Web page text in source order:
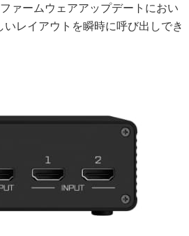
ァームウェアアップデートにおい
レイアウトを瞬時に呼び出しでき